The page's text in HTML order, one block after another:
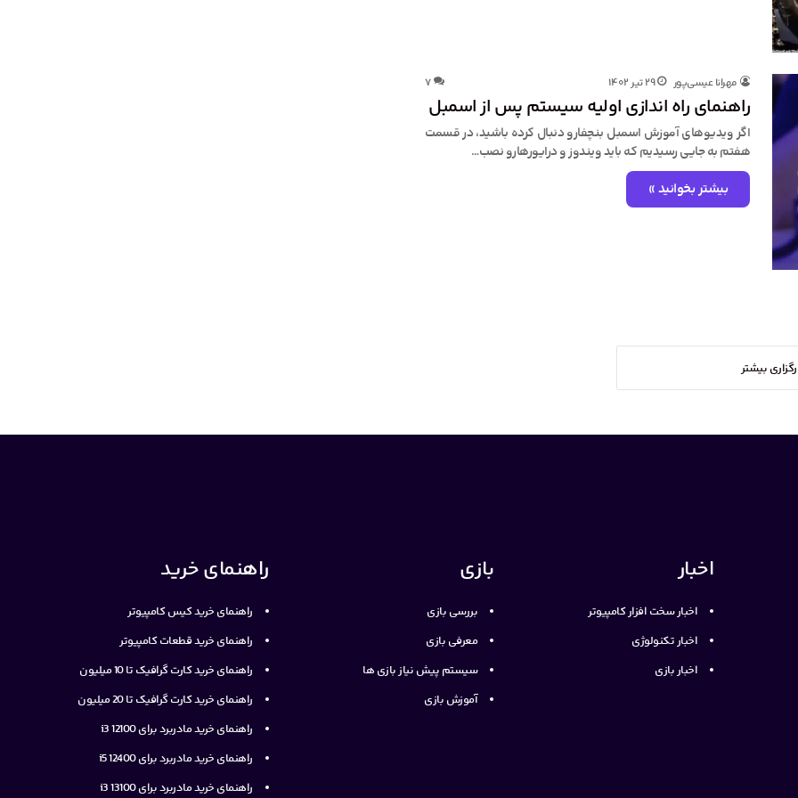
مهرانا عیسی‌پور ۲۹ تیر ۱۴۰۲ ۷
راهنمای راه اندازی اولیه سیستم پس از اسمبل
اگر ویدیوهای آموزش اسمبل بنچفارو دنبال کرده باشید، در قسمت
هفتم به جایی رسیدیم که باید ویندوز و درایورهارو نصب…
بیشتر بخوانید »
بیشتر
اخبار
اخبار سخت افزار کامپیوتر
اخبار تکنولوژی
اخبار بازی
بازی
بررسی بازی
معرفی بازی
سیستم پیش نیاز بازی ها
آموزش بازی
راهنمای خرید
راهنمای خرید کیس کامپیوتر
راهنمای خرید قطعات کامپیوتر
راهنمای خرید کارت گرافیک تا 10 میلیون
راهنمای خرید کارت گرافیک تا 20 میلیون
راهنمای خرید مادربرد برای i3 12100
راهنمای خرید مادربرد برای i5 12400
راهنمای خرید مادربرد برای i3 13100